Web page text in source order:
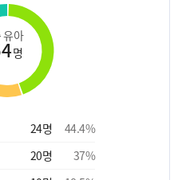
유아
명
24명 44.4%
20명 37%